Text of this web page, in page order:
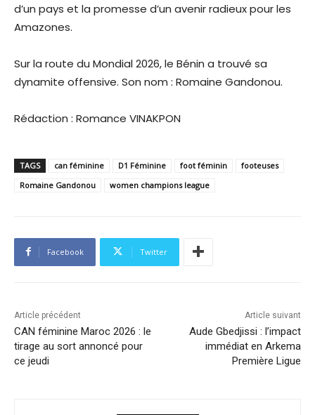
d’un pays et la promesse d’un avenir radieux pour les
Amazones.
Sur la route du Mondial 2026, le Bénin a trouvé sa
dynamite offensive. Son nom : Romaine Gandonou.
Rédaction : Romance VINAKPON
TAGS can féminine D1 Féminine foot féminin
footeuses
Romaine Gandonou
women champions league
Facebook Twitter
Article précédent
CAN féminine Maroc 2026 : le
tirage au sort annoncé pour
ce jeudi
Article suivant
Aude Gbedjissi : l’impact
immédiat en Arkema
Première Ligue